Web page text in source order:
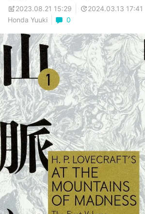
2023.08.21 15:29
2024.03.13 17:41
Honda Yuuki
0